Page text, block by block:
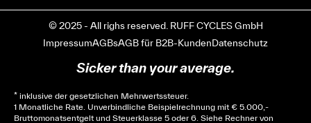
© 2025 - All righs reserved. RUFF CYCLES GmbH
ImpressumAGBsAGB für B2B-KundenDatenschutz
Sicker than your average.
* inklusive der gesetzlichen Mehrwertssteuer.
1 Monatliche Rate. Unverbindliche Beispielrechnung mit € 5.000,-
Bruttomonatsentgelt und Steuerklasse 5 oder 6. Siehe Rechner von